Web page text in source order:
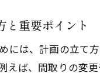
と重要ポイント
には、計画の立て
えば、間取りの変